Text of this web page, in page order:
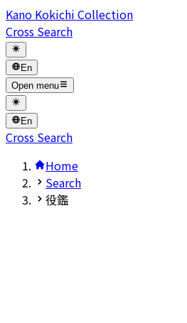
Kano Kokichi Collection
Cross Search
En
Open menu
En
Cross Search
Home
Search
役鑑